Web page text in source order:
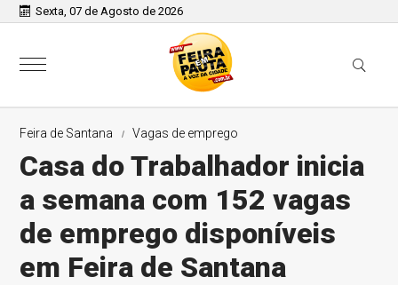
Sexta, 07 de Agosto de 2026
Feira de Santana Vagas de emprego
Casa do Trabalhador inicia
a semana com 152 vagas
de emprego disponíveis
em Feira de Santana